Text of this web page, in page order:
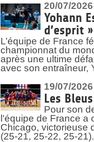
20/07/2026
Yohann
d’esprit »
L’équipe de France
championnat du
après une ultime
avec son entraîneur,
19/07/2026
Les
Pour son
l'équipe de France a
Chicago, victorieuse
(25-21, 25-22, 25-